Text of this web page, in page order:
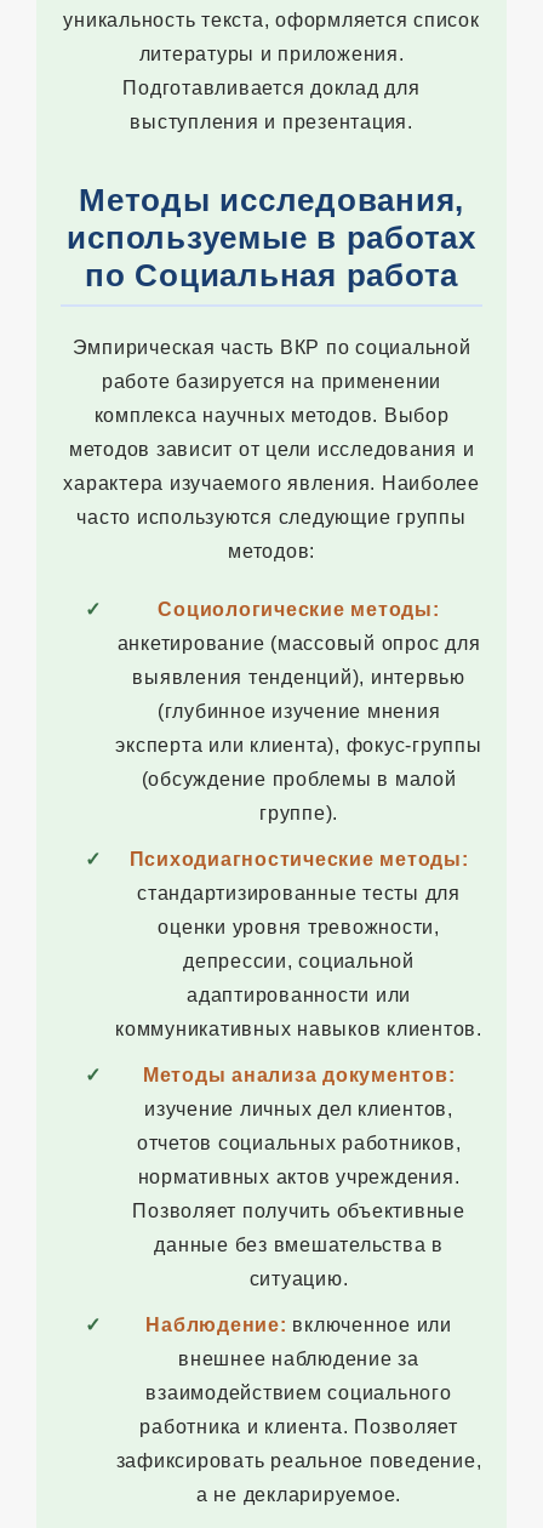
уникальность текста, оформляется список
литературы и приложения.
Подготавливается доклад для
выступления и презентация.
Методы исследования,
используемые в работах
по Социальная работа
Эмпирическая часть ВКР по социальной
работе базируется на применении
комплекса научных методов. Выбор
методов зависит от цели исследования и
характера изучаемого явления. Наиболее
часто используются следующие группы
методов:
Социологические методы:
анкетирование (массовый опрос для
выявления тенденций), интервью
(глубинное изучение мнения
эксперта или клиента), фокус-группы
(обсуждение проблемы в малой
группе).
Психодиагностические методы:
стандартизированные тесты для
оценки уровня тревожности,
депрессии, социальной
адаптированности или
коммуникативных навыков клиентов.
Методы анализа документов:
изучение личных дел клиентов,
отчетов социальных работников,
нормативных актов учреждения.
Позволяет получить объективные
данные без вмешательства в
ситуацию.
Наблюдение: включенное или
внешнее наблюдение за
взаимодействием социального
работника и клиента. Позволяет
зафиксировать реальное поведение,
а не декларируемое.